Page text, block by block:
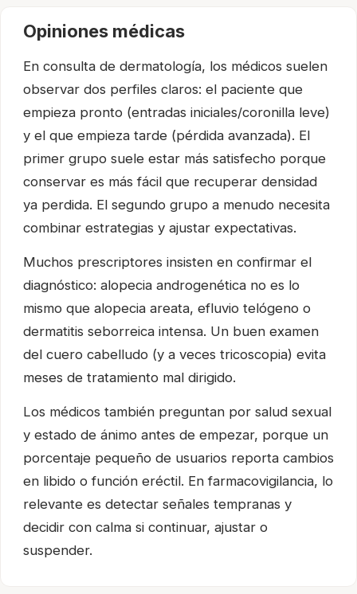
Opiniones médicas
En consulta de dermatología, los médicos suelen
observar dos perfiles claros: el paciente que
empieza pronto (entradas iniciales/coronilla leve)
y el que empieza tarde (pérdida avanzada). El
primer grupo suele estar más satisfecho porque
conservar es más fácil que recuperar densidad
ya perdida. El segundo grupo a menudo necesita
combinar estrategias y ajustar expectativas.
Muchos prescriptores insisten en confirmar el
diagnóstico: alopecia androgenética no es lo
mismo que alopecia areata, efluvio telógeno o
dermatitis seborreica intensa. Un buen examen
del cuero cabelludo (y a veces tricoscopia) evita
meses de tratamiento mal dirigido.
Los médicos también preguntan por salud sexual
y estado de ánimo antes de empezar, porque un
porcentaje pequeño de usuarios reporta cambios
en libido o función eréctil. En farmacovigilancia, lo
relevante es detectar señales tempranas y
decidir con calma si continuar, ajustar o
suspender.